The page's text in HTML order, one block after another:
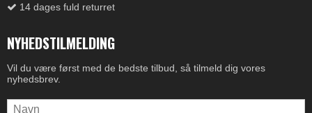
14 dages fuld returret
NYHEDSTILMELDING
Vil du være først med de bedste tilbud, så tilmeld dig vores
nyhedsbrev.